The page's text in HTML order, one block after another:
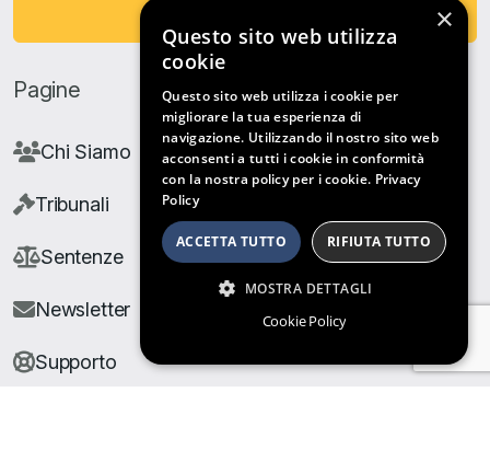
Pagine
Chi Siamo
Tribunali
Sentenze
Newsletter
Supporto
×
Questo sito web utilizza
cookie
Questo sito web utilizza i cookie per
migliorare la tua esperienza di
navigazione. Utilizzando il nostro sito web
acconsenti a tutti i cookie in conformità
con la nostra policy per i cookie. Privacy
Policy
ACCETTA TUTTO RIFIUTA TUTTO
MOSTRA DETTAGLI
Cookie Policy